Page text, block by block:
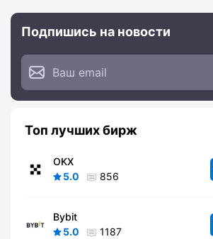
Подпишись на новости
Топ лучших бирж
OKX
5.0
856
Bybit
5.0
1187